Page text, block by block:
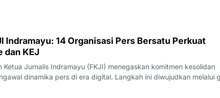
Indramayu: 14 Organisasi Pers Bersatu Perkuat
dan KEJ
Ketua Jurnalis Indramayu (FKJI) menegaskan komitmen kesolidan
dinamika pers di era digital. Langkah ini diwujudkan melalui
bertempat di Rumah Makan Payoe, Jalan Olahraga,